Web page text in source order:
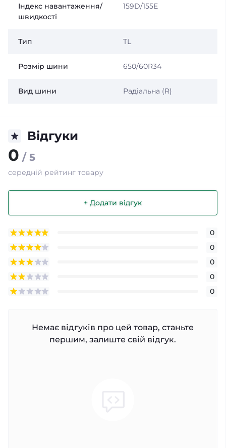
Індекс навантаження/
швидкості
159D/155E
Тип TL
Розмір шини 650/60R34
Вид шини Радіальна (R)
Відгуки
0 / 5
середній рейтинг товару
+ Додати відгук
0
0
0
0
0
Немає відгуків про цей товар, станьте
першим, залиште свій відгук.